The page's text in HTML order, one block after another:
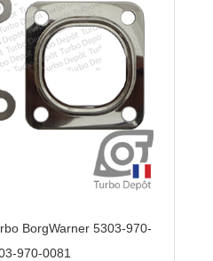
BorgWarner 5303-970-
970-0081